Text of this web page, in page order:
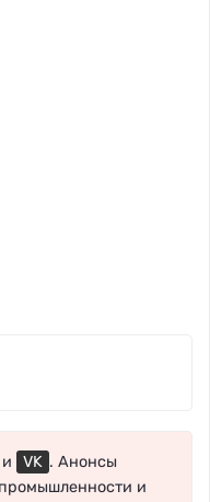
и VK . Анонсы
и